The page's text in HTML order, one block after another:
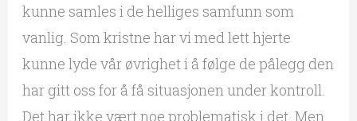
kunne samles i de helliges samfunn som
vanlig. Som kristne har vi med lett hjerte
kunne lyde vår øvrighet i å følge de pålegg den
har gitt oss for å få situasjonen under kontroll.
Det har ikke vært noe problematisk i det. Men